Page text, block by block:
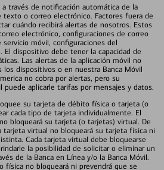
través de notificación automática de la
texto o correo electrónico. Factores fuera de
cuándo recibirá alertas de nosotros. Estos
electrónico, configuraciones de correo
móvil, configuraciones del
El dispositivo debe tener la capacidad de
Las alertas de la aplicación móvil no
los dispositivos o en nuestra Banca Móvil
no cobra por alertas, pero su
aplicarle tarifas por mensajes y datos.
su tarjeta de débito física o tarjeta (o
cada tipo de tarjeta individualmente. El
bloqueará su tarjeta (o tarjetas) virtual. De
tarjeta virtual no bloqueará su tarjeta física ni
Cada tarjeta virtual debe bloquearse
la posibilidad de solicitar o eliminar un
de la Banca en Línea y/o la Banca Móvil.
física no bloqueará ni prevendrá que se